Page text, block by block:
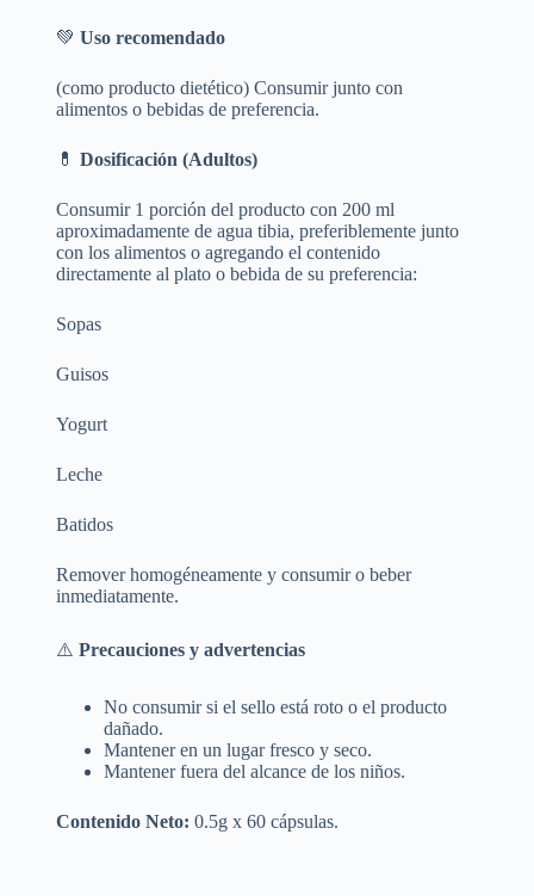
💚 Uso recomendado
(como producto dietético) Consumir junto con
alimentos o bebidas de preferencia.
💊 Dosificación (Adultos)
Consumir 1 porción del producto con 200 ml
aproximadamente de agua tibia, preferiblemente junto
con los alimentos o agregando el contenido
directamente al plato o bebida de su preferencia:
Sopas
Guisos
Yogurt
Leche
Batidos
Remover homogéneamente y consumir o beber
inmediatamente.
⚠️ Precauciones y advertencias
No consumir si el sello está roto o el producto
dañado.
Mantener en un lugar fresco y seco.
Mantener fuera del alcance de los niños.
Contenido Neto: 0.5g x 60 cápsulas.